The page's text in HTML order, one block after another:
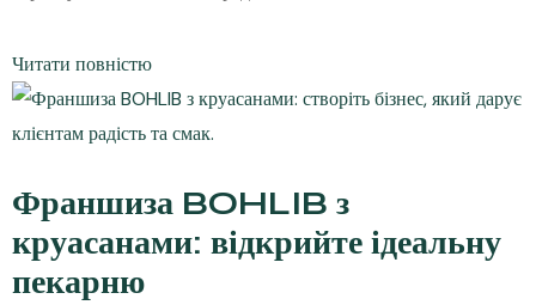
Читати повністю
Франшиза BOHLIB з
круасанами: відкрийте ідеальну
пекарню